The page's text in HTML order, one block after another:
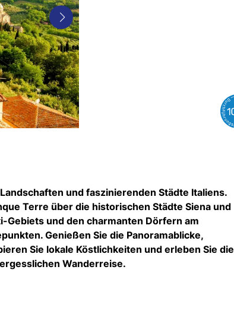
und faszinierenden Städte Italiens.
Terre über die historischen Städte Siena und
Gebiets und den charmanten Dörfern am
Genießen Sie die Panoramablicke,
Sie lokale Köstlichkeiten und erleben Sie die
Wanderreise.